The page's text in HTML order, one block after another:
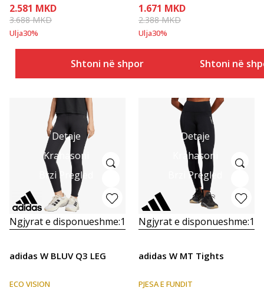
2.581 MKD
3.688MKD
Ulja30%
Shtoni në shportë
1.671 MKD
2.388MKD
Ulja30%
Shtoni në
Detaje
Krahasoni
Brzi Pregled
Ngjyrat e disponueshme:1
adidas W BLUV Q3 LEG
ECO VISION
Detaje
Krahasoni
Brzi Pregled
Ngjyrat e disponueshme:1
adidas W MT Tights
PJESA E FUNDIT